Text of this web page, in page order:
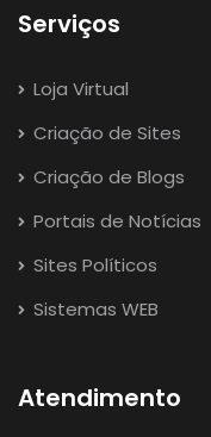
Serviços
Loja Virtual
Criação de Sites
Criação de Blogs
Portais de Notícias
Sites Políticos
Sistemas WEB
Atendimento